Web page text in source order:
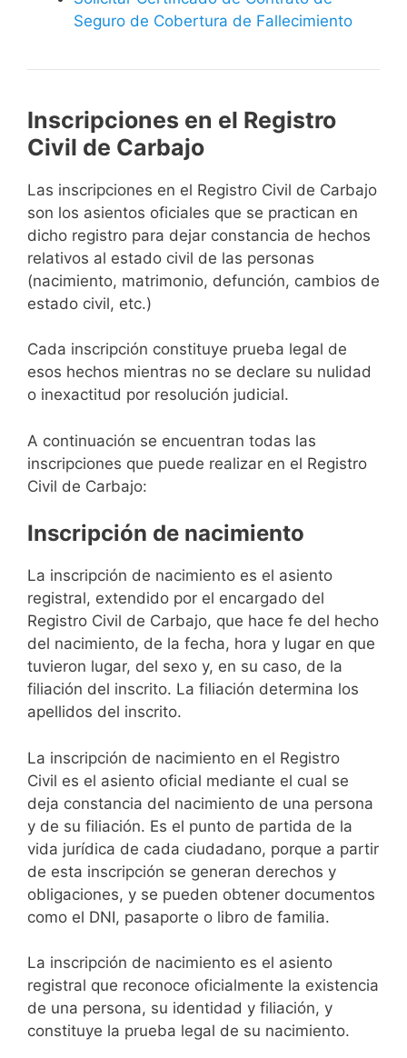
Seguro de Cobertura de Fallecimiento
Inscripciones en el Registro
Civil de Carbajo
Las inscripciones en el Registro Civil de Carbajo
son los asientos oficiales que se practican en
dicho registro para dejar constancia de hechos
relativos al estado civil de las personas
(nacimiento, matrimonio, defunción, cambios de
estado civil, etc.)
Cada inscripción constituye prueba legal de
esos hechos mientras no se declare su nulidad
o inexactitud por resolución judicial.
A continuación se encuentran todas las
inscripciones que puede realizar en el Registro
Civil de Carbajo:
Inscripción de nacimiento
La inscripción de nacimiento es el asiento
registral, extendido por el encargado del
Registro Civil de Carbajo, que hace fe del hecho
del nacimiento, de la fecha, hora y lugar en que
tuvieron lugar, del sexo y, en su caso, de la
filiación del inscrito. La filiación determina los
apellidos del inscrito.
La inscripción de nacimiento en el Registro
Civil es el asiento oficial mediante el cual se
deja constancia del nacimiento de una persona
y de su filiación. Es el punto de partida de la
vida jurídica de cada ciudadano, porque a partir
de esta inscripción se generan derechos y
obligaciones, y se pueden obtener documentos
como el DNI, pasaporte o libro de familia.
La inscripción de nacimiento es el asiento
registral que reconoce oficialmente la existencia
de una persona, su identidad y filiación, y
constituye la prueba legal de su nacimiento.